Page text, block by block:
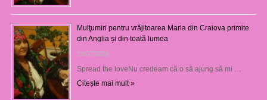
Mulţumiri pentru vrăjitoarea Maria din Craiova primite
din Anglia și din toată lumea
29/07/2026
Spread the loveNu credeam că o să ajung să mi …
Citește mai mult »